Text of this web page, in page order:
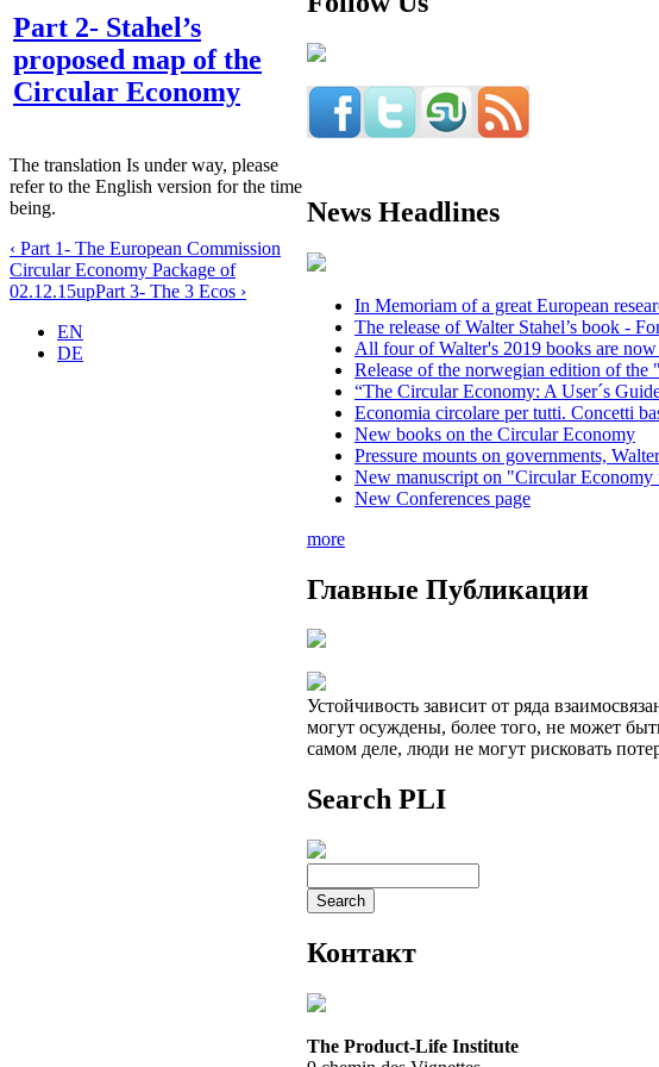
Part 2- Stahel’s
proposed map of the
Circular Economy
The translation Is under way, please
refer to the English version for the time
being.
‹ Part 1- The European Commission
Circular Economy Package of
02.12.15upPart 3- The 3 Ecos ›
EN
DE
News Headlines
In Memoriam of a great European
The release of Walter Stahel’s book -
All four of Walter's 2019 books are now
Release of the norwegian edition of
“The Circular Economy: A User´s
Economia circolare per tutti. Concetti
New books on the Circular Economy
Pressure mounts on governments,
New manuscript on "Circular
New Conferences page
more
Главные Публикации
Устойчивость зависит от ряда
могут осуждены, более того, не может
самом деле, люди не могут рисковать
Search PLI
Контакт
The Product-Life Institute